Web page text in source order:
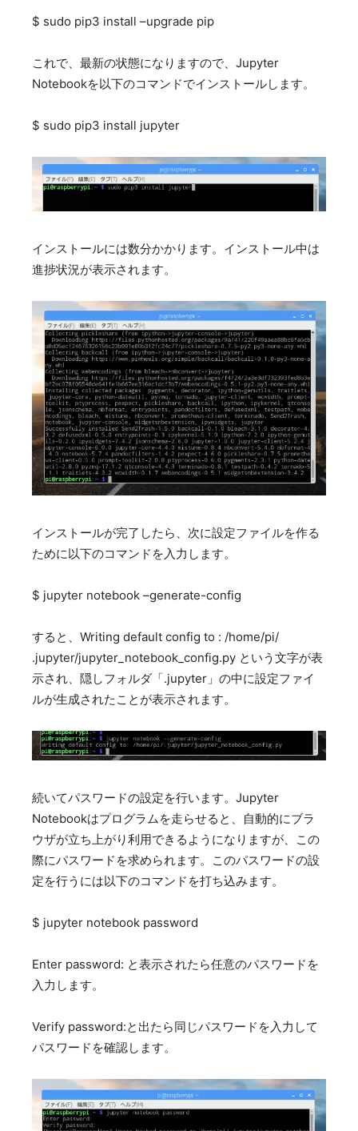
$ sudo pip3 install –upgrade pip
これで、最新の状態になりますので、Jupyter
Notebookを以下のコマンドでインストールします。
$ sudo pip3 install jupyter
インストールには数分かかります。インストール中は
進捗状況が表示されます。
インストールが完了したら、次に設定ファイルを作る
ために以下のコマンドを入力します。
$ jupyter notebook –generate-config
すると、Writing default config to : /home/pi/
.jupyter/jupyter_notebook_config.py という文字が表
示され、隠しフォルダ「.jupyter」の中に設定ファイ
ルが生成されたことが表示されます。
続いてパスワードの設定を行います。Jupyter
Notebookはプログラムを走らせると、自動的にブラ
ウザが立ち上がり利用できるようになりますが、この
際にパスワードを求められます。このパスワードの設
定を行うには以下のコマンドを打ち込みます。
$ jupyter notebook password
Enter password: と表示されたら任意のパスワードを
入力します。
Verify password:と出たら同じパスワードを入力して
パスワードを確認します。